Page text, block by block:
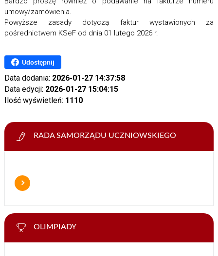
umowy/zamówienia.
Powyższe zasady dotyczą faktur wystawionych za
pośrednictwem KSeF od dnia 01 lutego 2026 r.
Udostępnij
Data dodania: 2026-01-27 14:37:58
Data edycji: 2026-01-27 15:04:15
Ilość wyświetleń: 1110
RADA SAMORZĄDU UCZNIOWSKIEGO
OLIMPIADY